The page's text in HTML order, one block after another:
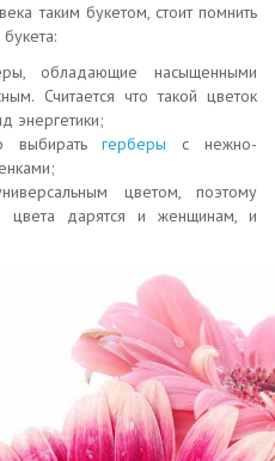
таким букетом, стоит помнить
обладающие насыщенными
Считается что такой цветок
энергетики;
выбиратьгерберы с нежно-
цветом, поэтому
цвета дарятся и женщинам, и